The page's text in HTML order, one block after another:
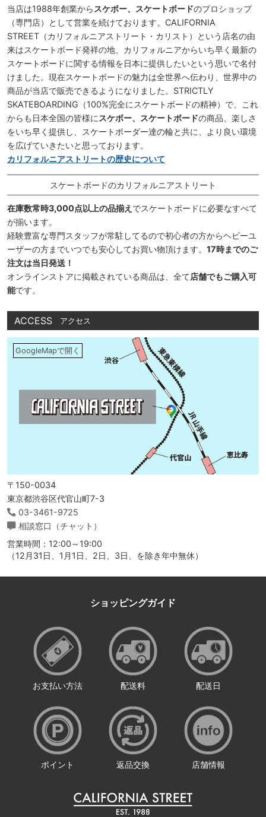
当店は1988年創業から スケボー、スケートボードのプロショップ
（専門店）として営業を続けております。CALIFORNIA
STREET（カリフォルニアストリート・カリスト）という店名の由
来はスケートボード発祥の地、カリフォルニアからいち早く最新の
スケートボードに関する情報を日本に提供したいという思いで名付
けました。現在スケートボードの魅力は全世界へ伝わり、世界中の
商品が当店で販売できるようになりました。STRICTLY
SKATEBOARDING（100%完全にスケートボードの精神）で、これ
からも日本全国の皆様に スケボー、スケートボードの商品、楽しさ
をいち早く提供し、スケートボーダー達の輪と共に、より良い環境
を広げていきたいと思っております。
カリフォルニアストリートの歴史について
スケートボードのカリフォルニアストリート
在庫数常時3,000点以上の品揃え でスケートボードに必要なすべて
が揃います。
経験豊富な専門スタッフが常駐してるので初心者の方からヘビーユ
ーザーの方までいつでも安心してお買い物頂けます。 17時までのご
注文は当日発送！
オンラインストアに掲載されている商品は、全て店舗でもご購入可
能です。
ACCESS アクセス
GoogleMapで開く
〒150-0034
東京都渋谷区代官山町7-3
03-3461-9725
相談窓口（チャット）
営業時間：12:00～19:00
（12月31日、1月1日、2日、3日、を除き年中無休）
ショッピングガイド
お支払い方法 配送料 配送日
ポイント 返品交換 店舗情報